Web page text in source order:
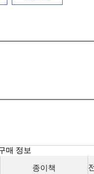
매 정보
종이책